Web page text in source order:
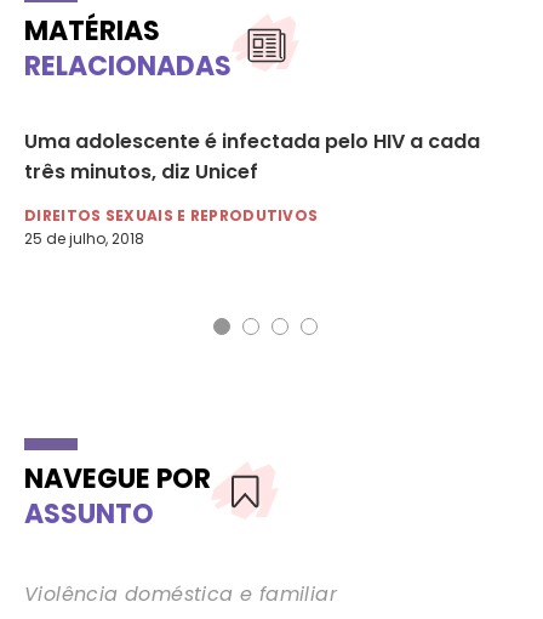
MATÉRIAS
RELACIONADAS
Uma adolescente é infectada pelo HIV a cada
três minutos, diz Unicef
DIREITOS SEXUAIS E REPRODUTIVOS
25 de julho, 2018
NAVEGUE POR
ASSUNTO
Violência doméstica e familiar